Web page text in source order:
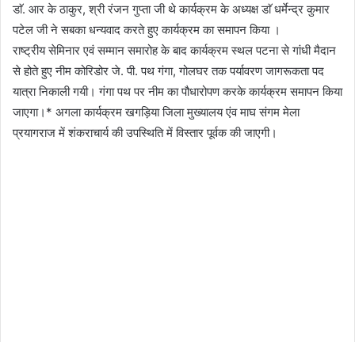
डाॅ. आर के ठाकुर, श्री रंजन गुप्ता जी थे कार्यक्रम के अध्यक्ष डाॅ धर्मेन्द्र कुमार
पटेल जी ने सबका धन्यवाद करते हुए कार्यक्रम का समापन किया ।
राष्ट्रीय सेमिनार एवं सम्मान समारोह के बाद कार्यक्रम स्थल पटना से गांधी मैदान
से होते हुए नीम कोरिडोर जे. पी. पथ गंगा, गोलघर तक पर्यावरण जागरूकता पद
यात्रा निकाली गयी। गंगा पथ पर नीम का पौधारोपण करके कार्यक्रम समापन किया
जाएगा।* अगला कार्यक्रम खगड़िया जिला मुख्यालय एंव माघ संगम मेला
प्रयागराज में शंकराचार्य की उपस्थिति में विस्तार पूर्वक की जाएगी।